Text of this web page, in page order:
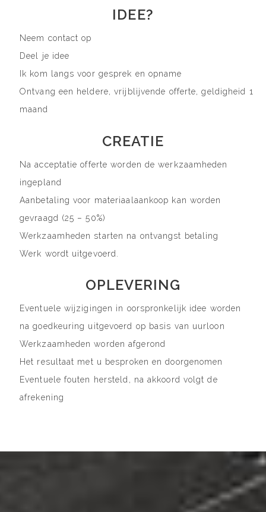
IDEE?
Neem contact op
Deel je idee
Ik kom langs voor gesprek en opname
Ontvang een heldere, vrijblijvende offerte, geldigheid 1
maand
CREATIE
Na acceptatie offerte worden de werkzaamheden
ingepland
Aanbetaling voor materiaalaankoop kan worden
gevraagd (25 – 50%)
Werkzaamheden starten na ontvangst betaling
Werk wordt uitgevoerd.
OPLEVERING
Eventuele wijzigingen in oorspronkelijk idee worden
na goedkeuring uitgevoerd op basis van uurloon
Werkzaamheden worden afgerond
Het resultaat met u besproken en doorgenomen
Eventuele fouten hersteld, na akkoord volgt de
afrekening